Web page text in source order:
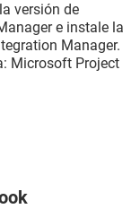
versión de
e instale la
Manager.
Microsoft Project